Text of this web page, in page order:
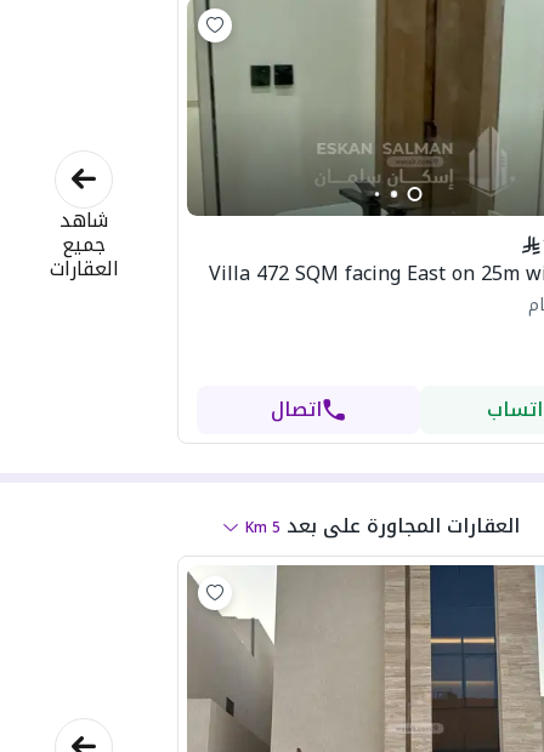
Villa 472 SQM facing East on 25m
اتصال
شاهد
جميع
العقارات
العقارات المجاورة على بعد 5
Km